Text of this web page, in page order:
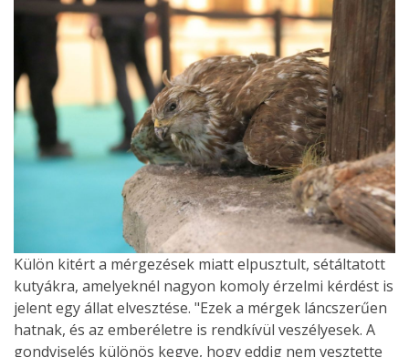
Külön kitért a mérgezések miatt elpusztult, sétáltatott
kutyákra, amelyeknél nagyon komoly érzelmi kérdést is
jelent egy állat elvesztése. "Ezek a mérgek láncszerűen
hatnak, és az emberéletre is rendkívül veszélyesek. A
gondviselés különös kegye, hogy eddig nem vesztette